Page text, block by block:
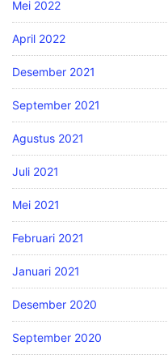
Mei 2022
April 2022
Desember 2021
September 2021
Agustus 2021
Juli 2021
Mei 2021
Februari 2021
Januari 2021
Desember 2020
September 2020